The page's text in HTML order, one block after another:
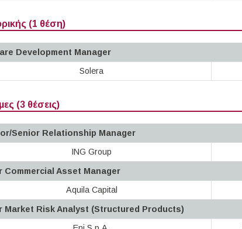
(1 θέση)
Development Manager
Solera
(3 θέσεις)
Senior Relationship Manager
ING Group
Commercial Asset Manager
Aquila Capital
Market Risk Analyst (Structured Products)